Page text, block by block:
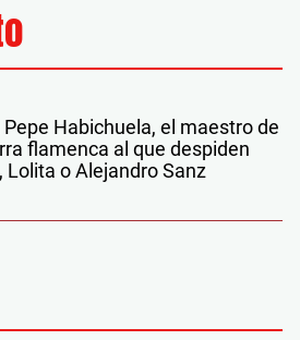
Habichuela, el maestro de
flamenca al que despiden
Lolita o Alejandro Sanz